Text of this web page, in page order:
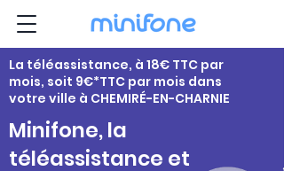
La téléassistance, à 18€ TTC par
mois, soit 9€*TTC par mois dans
votre ville à CHEMIRÉ-EN-CHARNIE
Minifone, la
téléassistance et